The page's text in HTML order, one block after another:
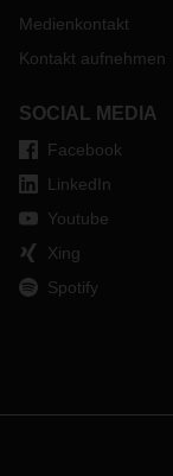
Medienkontakt
Kontakt aufnehmen
SOCIAL MEDIA
Facebook
LinkedIn
Youtube
Xing
Spotify